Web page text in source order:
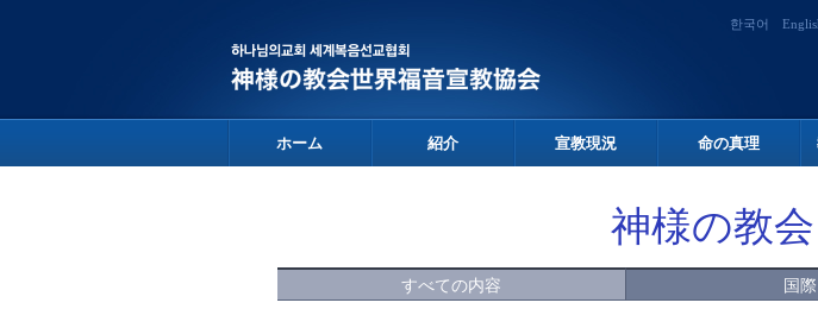
한국어
ホーム 紹介 宣教現況 命の真理
神様の教会
すべての内容 国際